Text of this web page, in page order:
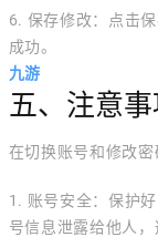
6. 保存修改：点击
成功。
九游
五、注意事
在切换账号和修改密
1. 账号安全：保护
号信息泄露给他人，